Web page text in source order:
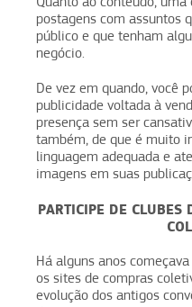
postagens com assuntos
público e que tenham
negócio.
De vez em quando, você
publicidade voltada à
presença sem ser
também, de que é muito
linguagem adequada e
imagens em suas
PARTICIPE DE CLUBES
Há alguns anos
os sites de compras
evolução dos antigos